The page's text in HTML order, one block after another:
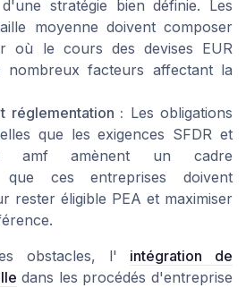
stratégie bien définie. Les
moyenne doivent composer
où le cours des devises EUR
facteurs affectant la
réglementation : Les obligations
que les exigences SFDR et
amf amènent un cadre
que ces entreprises doivent
rester éligible PEA et maximiser
obstacles, l' intégration de
dans les procédés d'entreprise